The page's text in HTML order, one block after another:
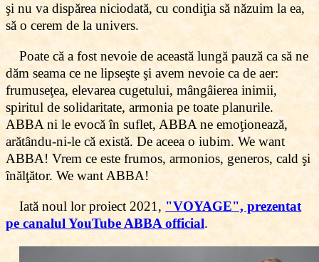
şi nu va dispărea niciodată, cu condiţia să năzuim la ea,
să o cerem de la univers.
Poate că a fost nevoie de această lungă pauză ca să ne
dăm seama ce ne lipseşte şi avem nevoie ca de aer:
frumuseţea, elevarea cugetului, mângâierea inimii,
spiritul de solidaritate, armonia pe toate planurile.
ABBA ni le evocă în suflet, ABBA ne emoţionează,
arătându-ni-le că există. De aceea o iubim. We want
ABBA! Vrem ce este frumos, armonios, generos, cald şi
înălţător. We want ABBA!
Iată noul lor proiect 2021, "VOYAGE", prezentat
pe canalul YouTube ABBA official.